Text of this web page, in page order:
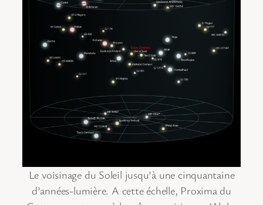
Le voisinage du Soleil jusqu’à une cinquantaine
d’années-lumière. A cette échelle, Proxima du